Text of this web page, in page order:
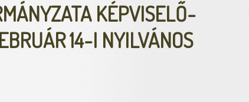
KÉPVISELŐ-
14-I NYILVÁNOS